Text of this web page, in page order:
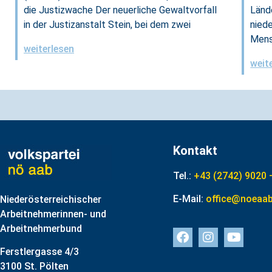
die Justizwache Der neuerliche Gewaltvorfall
in der Justizanstalt Stein, bei dem zwei
weiterlesen
Niederösterreichischer
Arbeitnehmerinnen- und
Arbeitnehmerbund
Ferstlergasse 4/3
3100 St. Pölten
Kontakt
Tel.: +43 (2742) 9020
E-Mail: